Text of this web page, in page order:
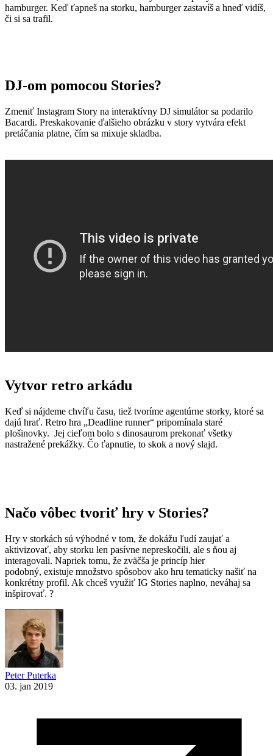
hamburger. Keď ťapneš na storku, hamburger zastavíš a hneď vidíš,
či si sa trafil.
DJ-om pomocou Stories?
Zmeniť Instagram Story na interaktívny DJ simulátor sa podarilo
Bacardi. Preskakovanie ďalšieho obrázku v story vytvára efekt
pretáčania platne, čím sa mixuje skladba.
Vytvor retro arkádu
Keď si nájdeme chvíľu času, tiež tvoríme agentúrne storky, ktoré sa
dajú hrať. Retro hra „Deadline runner“ pripomínala staré
plošinovky. Jej cieľom bolo s dinosaurom prekonať všetky
nastražené prekážky. Čo ťapnutie, to skok a nový slajd.
Načo vôbec tvoriť hry v Stories?
Hry v storkách sú výhodné v tom, že dokážu ľudí zaujať a
aktivizovať, aby storku len pasívne nepreskočili, ale s ňou aj
interagovali. Napriek tomu, že zväčša je princíp hier
podobný, existuje množstvo spôsobov ako hru tematicky našiť na
konkrétny profil. Ak chceš využiť IG Stories naplno, neváhaj sa
inšpirovať. ?
Peter Puterka
03. jan 2019